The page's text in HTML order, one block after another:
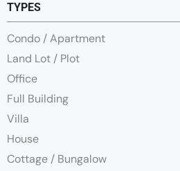
TYPES
Condo / Apartment
Land Lot / Plot
Office
Full Building
Villa
House
Cottage / Bungalow